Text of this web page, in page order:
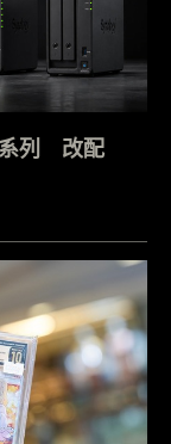
列 改配